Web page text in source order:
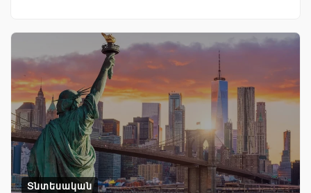
Տնտեսական